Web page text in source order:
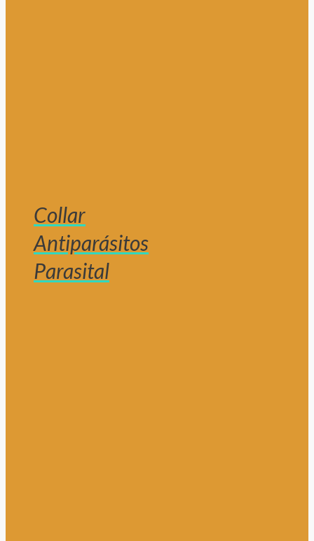
Collar
Antiparásitos
Parasital